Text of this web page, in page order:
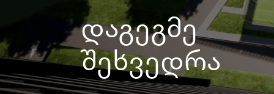
დაგეგმე
შეხვედრა